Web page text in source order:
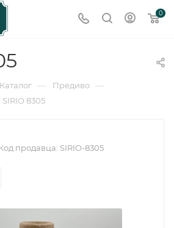
0
Каталог — Предиво —
SIRIO 8305
продавца: SIRIO-8305